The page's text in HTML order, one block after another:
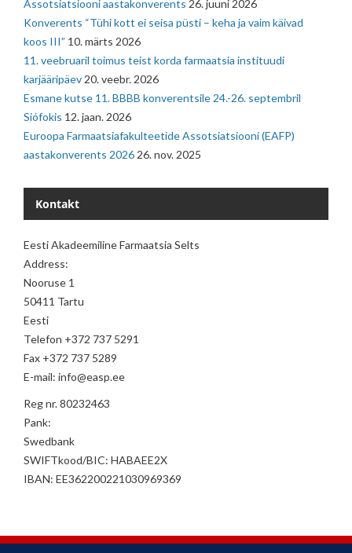
Assotsiatsiooni aastakonverents 26. juuni 2026
Konverents “Tühi kott ei seisa püsti – keha ja vaim käivad
koos III” 10. märts 2026
11. veebruaril toimus teist korda farmaatsia instituudi
karjääripäev 20. veebr. 2026
Esmane kutse 11. BBBB konverentsile 24.-26. septembril
Siófokis 12. jaan. 2026
Euroopa Farmaatsiafakulteetide Assotsiatsiooni (EAFP)
aastakonverents 2026 26. nov. 2025
Kontakt
Eesti Akadeemiline Farmaatsia Selts
Address:
Nooruse 1
50411 Tartu
Eesti
Telefon +372 737 5291
Fax +372 737 5289
E-mail: info@easp.ee
Reg nr. 80232463
Pank:
Swedbank
SWIFTkood/BIC: HABAEE2X
IBAN: EE362200221030969369